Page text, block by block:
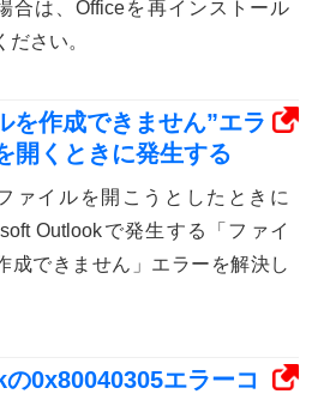
合は、Officeを再インストール
ださい。
作成できません”エラ
開くときに発生する
ァイルを開こうとしたときに
Outlookで発生する「ファイ
成できません」エラーを解決し
0x80040305エラーコ